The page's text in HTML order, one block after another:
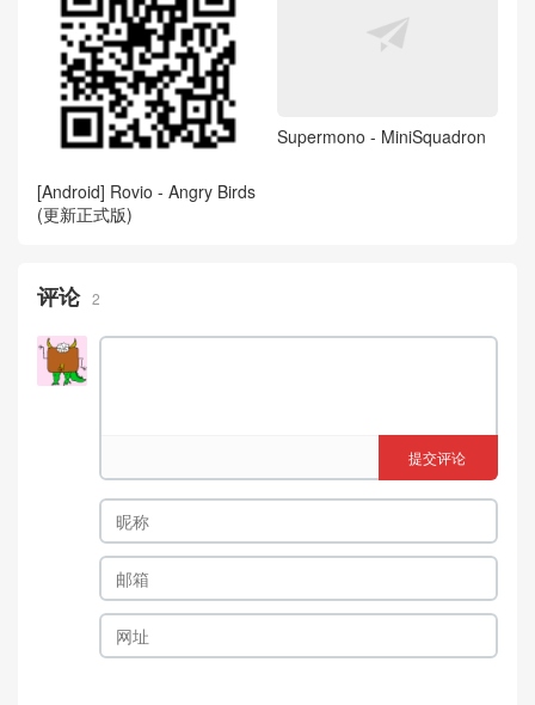
[Android] Rovio - Angry Birds
(更新正式版)
Supermono - MiniSquadron
评论 2
提交评论